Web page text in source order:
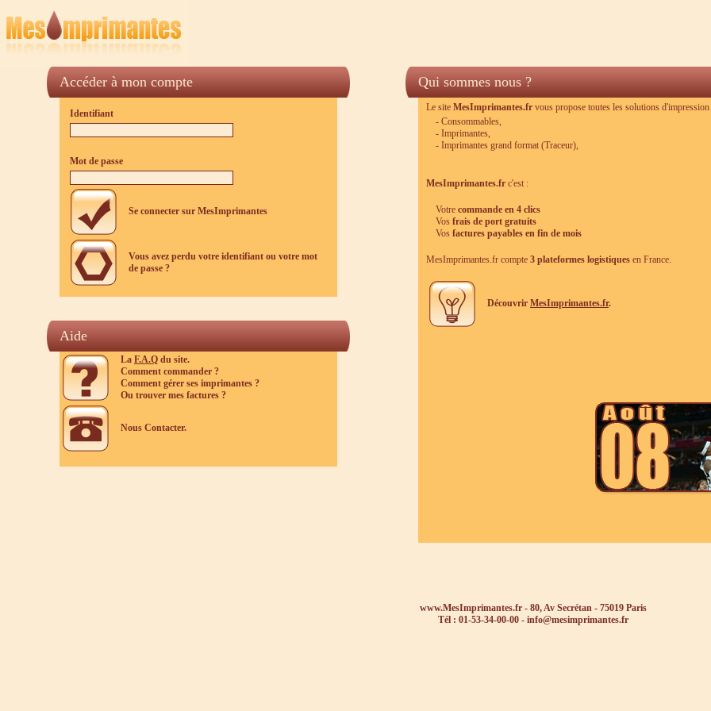
Accéder à mon compte
Identifiant
Mot de passe
Se connecter sur MesImprimantes
Vous avez perdu votre identifiant ou votre mot
de passe ?
Aide
La F.A.Q du site.
Comment commander ?
Comment gérer ses imprimantes ?
Ou trouver mes factures ?
Nous Contacter.
Qui sommes nous ?
Le site MesImprimantes.fr vous propose toutes les solutions
- Consommables,
- Imprimantes,
- Imprimantes grand format (Traceur),
MesImprimantes.fr c'est :
Votre commande en 4 clics
Vos frais de port gratuits
Vos factures payables en fin de mois
MesImprimantes.fr compte 3 plateformes logistiques en France.
Découvrir MesImprimantes.fr.
www.MesImprimantes.fr - 80, Av Secrétan - 75019 Paris
Tél : 01-53-34-00-00 - info@mesimprimantes.fr